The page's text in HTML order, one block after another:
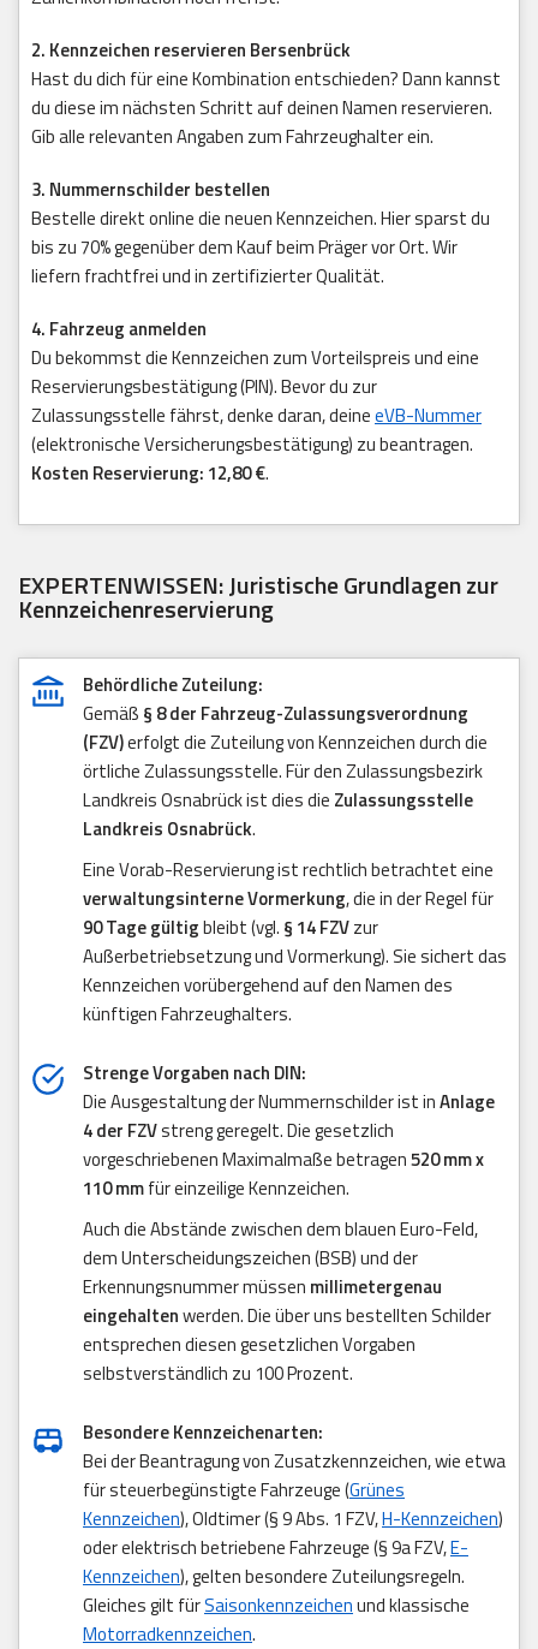
2. Kennzeichen reservieren Bersenbrück
Hast du dich für eine Kombination entschieden? Dann kannst
du diese im nächsten Schritt auf deinen Namen reservieren.
Gib alle relevanten Angaben zum Fahrzeughalter ein.
3. Nummernschilder bestellen
Bestelle direkt online die neuen Kennzeichen. Hier sparst du
bis zu 70% gegenüber dem Kauf beim Präger vor Ort. Wir
liefern frachtfrei und in zertifizierter Qualität.
4. Fahrzeug anmelden
Du bekommst die Kennzeichen zum Vorteilspreis und eine
Reservierungsbestätigung (PIN). Bevor du zur
Zulassungsstelle fährst, denke daran, deineeVB-Nummer
(elektronische Versicherungsbestätigung) zu beantragen.
Kosten Reservierung: 12,80 €.
EXPERTENWISSEN: Juristische Grundlagen zur
Kennzeichenreservierung
Behördliche Zuteilung:
Gemäß § 8 der Fahrzeug-Zulassungsverordnung
(FZV)erfolgt die Zuteilung von Kennzeichen durch die
örtliche Zulassungsstelle. Für den Zulassungsbezirk
Landkreis Osnabrück ist dies die Zulassungsstelle
Landkreis Osnabrück.
Eine Vorab-Reservierung ist rechtlich betrachtet eine
verwaltungsinterne Vormerkung, die in der Regel für
90 Tage gültigbleibt (vgl. § 14 FZVzur
Außerbetriebsetzung und Vormerkung). Sie sichert das
Kennzeichen vorübergehend auf den Namen des
künftigen Fahrzeughalters.
Strenge Vorgaben nach DIN:
Die Ausgestaltung der Nummernschilder ist inAnlage
4 der FZVstreng geregelt. Die gesetzlich
vorgeschriebenen Maximalmaße betragen520 mm x
110 mmfür einzeilige Kennzeichen.
Auch die Abstände zwischen dem blauen Euro-Feld,
dem Unterscheidungszeichen (BSB) und der
Erkennungsnummer müssen millimetergenau
eingehaltenwerden. Die über uns bestellten Schilder
entsprechen diesen gesetzlichen Vorgaben
selbstverständlich zu 100 Prozent.
Besondere Kennzeichenarten:
Bei der Beantragung von Zusatzkennzeichen, wie etwa
für steuerbegünstigte Fahrzeuge (Grünes
Kennzeichen), Oldtimer (§ 9 Abs. 1 FZV,H-Kennzeichen)
oder elektrisch betriebene Fahrzeuge (§ 9a FZV,E-
Kennzeichen), gelten besondere Zuteilungsregeln.
Gleiches gilt fürSaisonkennzeichenund klassische
Motorradkennzeichen.